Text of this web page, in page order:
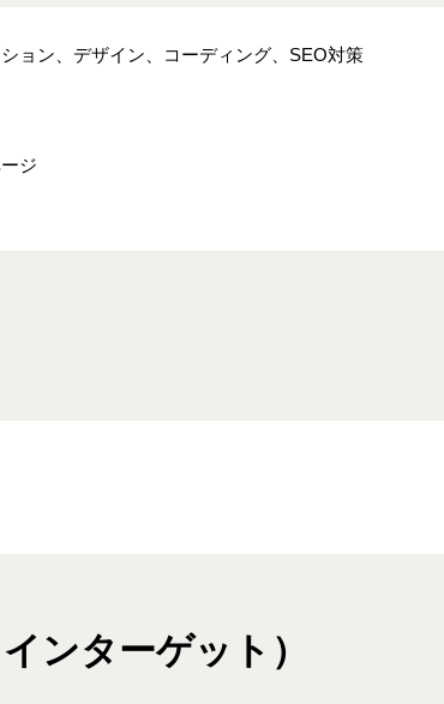
ョン、デザイン、コーディング、SEO対策
ジ
ンターゲット）